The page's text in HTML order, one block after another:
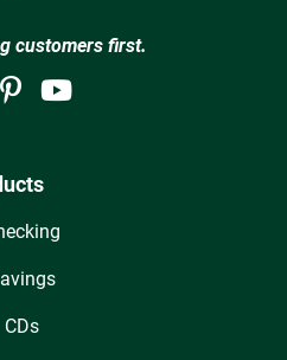
customers first.
CDs